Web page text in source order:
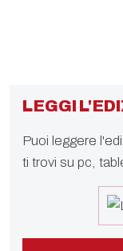
LEGGI
Puoi leggere
ti trovi su pc,